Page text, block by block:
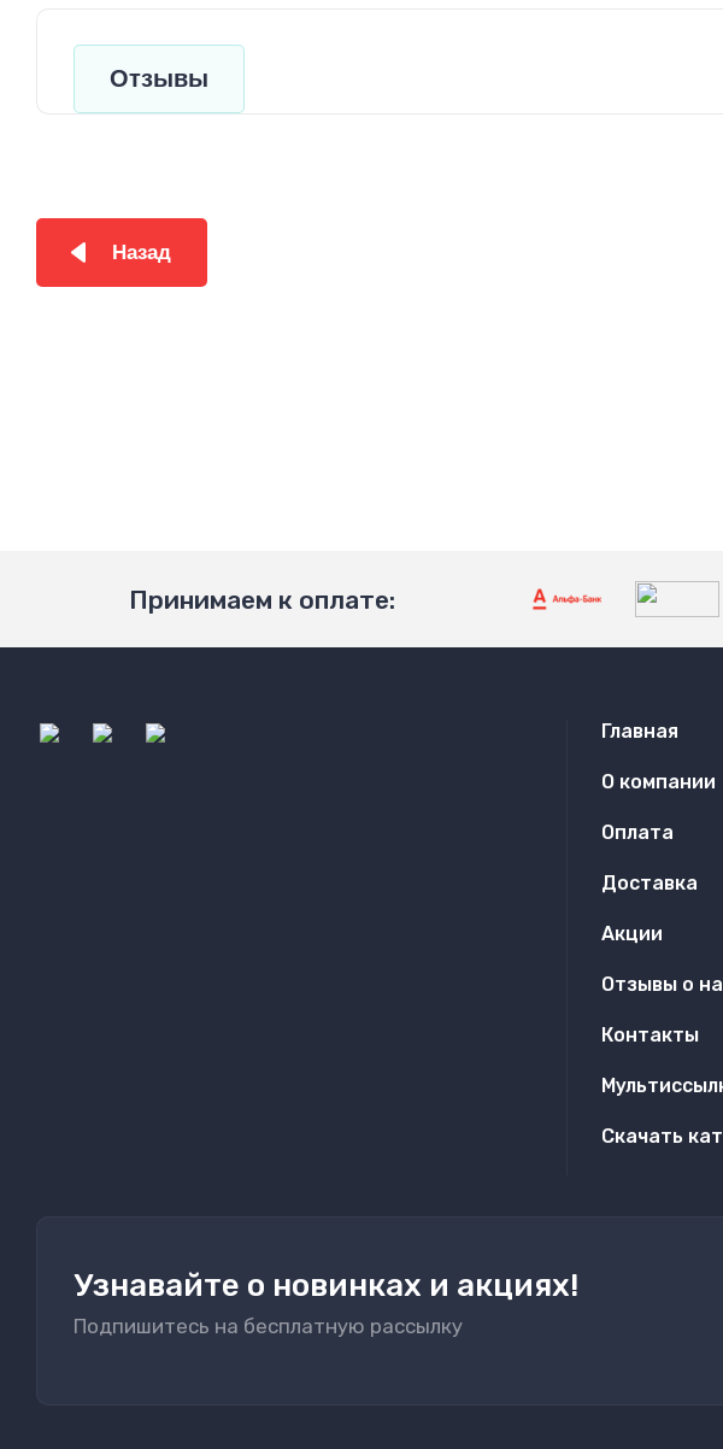
Отзывы
Назад
Принимаем к оплате:
Главная
О компании
Оплата
Доставка
Акции
Отзывы о
Контакты
Скачать
Узнавайте о новинках и акциях!
Подпишитесь на бесплатную рассылку